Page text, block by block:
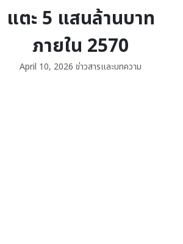
แตะ 5 แสนล้านบาท
ภายใน 2570
April 10, 2026 ข่าวสารและบทความ